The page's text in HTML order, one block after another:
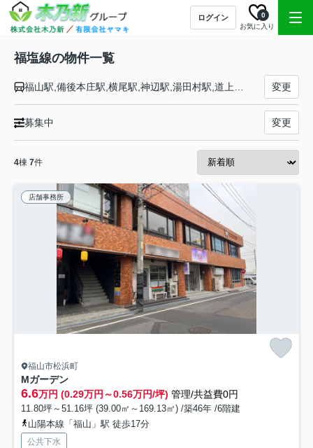
ログイン
お気に入り
0
福塩線の物件一覧
変更
募集中 変更
4棟 7件
店舗事務所
福山市松浜町
Mガーデン
6.6万円 (0.29万円～0.56万円/坪) 管理/共益費0円
11.80坪～51.16坪 (39.00㎡～169.13㎡) /築46年 /6階建
山陽本線「福山」駅 徒歩17分
公共下水